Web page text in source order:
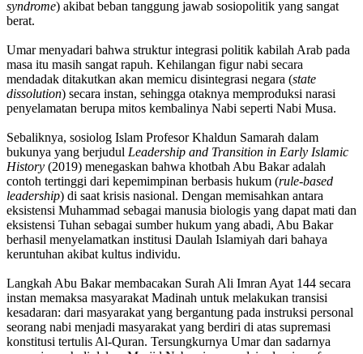
syndrome) akibat beban tanggung jawab sosiopolitik yang sangat
berat.
Umar menyadari bahwa struktur integrasi politik kabilah Arab pada
masa itu masih sangat rapuh. Kehilangan figur nabi secara
mendadak ditakutkan akan memicu disintegrasi negara (state
dissolution) secara instan, sehingga otaknya memproduksi narasi
penyelamatan berupa mitos kembalinya Nabi seperti Nabi Musa.
Sebaliknya, sosiolog Islam Profesor Khaldun Samarah dalam
bukunya yang berjudul Leadership and Transition in Early Islamic
History (2019) menegaskan bahwa khotbah Abu Bakar adalah
contoh tertinggi dari kepemimpinan berbasis hukum (rule-based
leadership) di saat krisis nasional. Dengan memisahkan antara
eksistensi Muhammad sebagai manusia biologis yang dapat mati dan
eksistensi Tuhan sebagai sumber hukum yang abadi, Abu Bakar
berhasil menyelamatkan institusi Daulah Islamiyah dari bahaya
keruntuhan akibat kultus individu.
Langkah Abu Bakar membacakan Surah Ali Imran Ayat 144 secara
instan memaksa masyarakat Madinah untuk melakukan transisi
kesadaran: dari masyarakat yang bergantung pada instruksi personal
seorang nabi menjadi masyarakat yang berdiri di atas supremasi
konstitusi tertulis Al-Quran. Tersungkurnya Umar dan sadarnya